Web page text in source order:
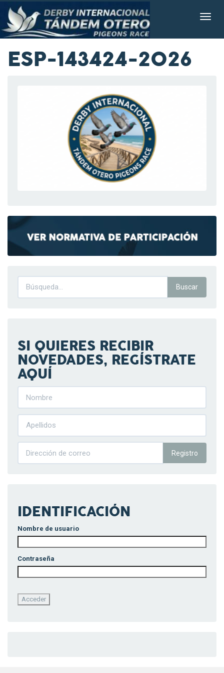
ESP-143424-2026
SI QUIERES RECIBIR
NOVEDADES, REGÍSTRATE
AQUÍ
Registro
IDENTIFICACIÓN
Nombre de usuario
Contraseña